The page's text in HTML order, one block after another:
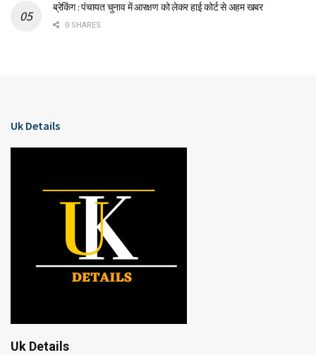
ब्रेकिंग : पंचायत चुनाव में आरक्षण को लेकर हाई कोर्ट से अहम खबर
0 SHARES
Uk Details
Uk Details